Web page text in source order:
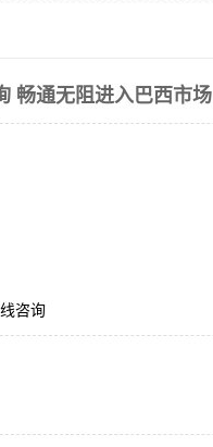
畅通无阻进入巴西市场
咨询